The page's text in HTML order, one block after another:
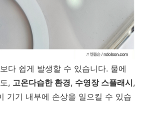
다 쉽게 발생할 수 있습니다. 물에
, 고온다습한 환경, 수영장 스플래시,
기기 내부에 손상을 일으킬 수 있습